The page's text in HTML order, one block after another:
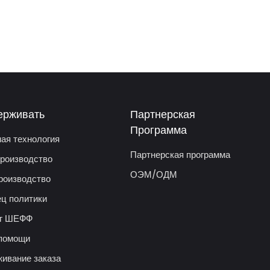
технология
политики
ШЕФФ
заказа
Партнерская
Программа
Партнерская программа
ОЭМ/ОДМ